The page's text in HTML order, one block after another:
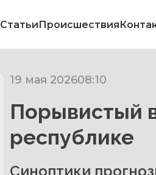
СтатьиПроисшествия
19 мая 202608:10
Порывистый
республике
Синоптики